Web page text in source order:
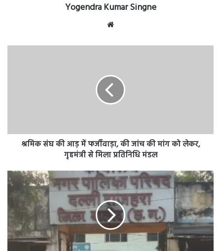
Yogendra Kumar Singne
श्रमिक
की
गृहमंत्री
से
मिला
प्रतिनिधि
मंडल
श्रमिक संघ की आड़ में फर्जीवाड़ा, की जांच की मांग को लेकर,
गृहमंत्री से मिला प्रतिनिधि मंडल
नगर
पालिका
अध्यक्ष
की
तानाशाही
से
दल्ली